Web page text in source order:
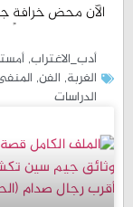
الآن محض خرافةٍ
أدب_الاغتراب,
الغربة, الفن,
الدراسات